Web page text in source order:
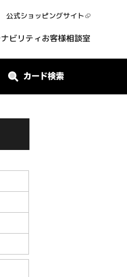
公式ショッピングサイト
ビリティお客様相談室
カード検索